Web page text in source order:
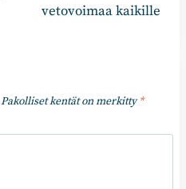
vetovoimaa kaikille
Pakolliset kentät on merkitty*